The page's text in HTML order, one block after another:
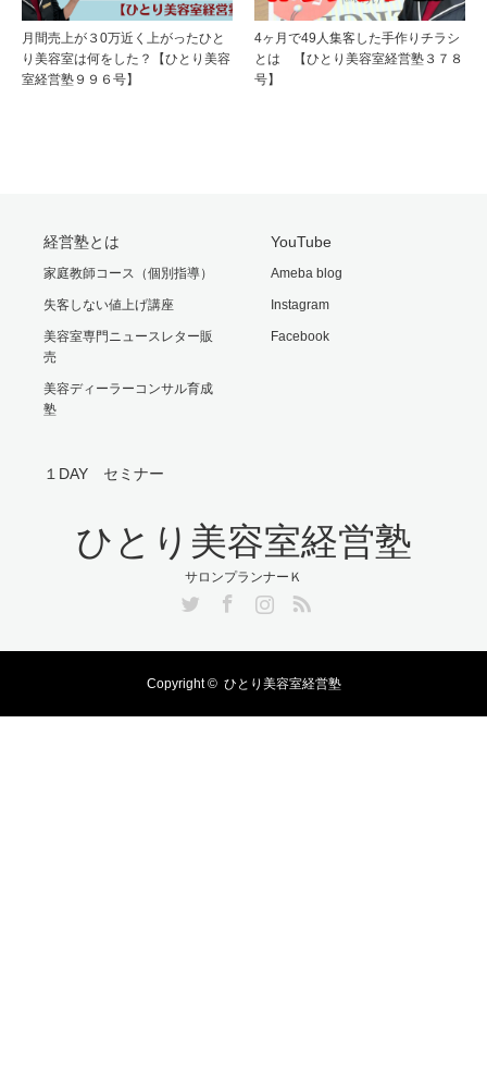
月間売上が３0万近く上がったひと
り美容室は何をした？【ひとり美容
室経営塾９９６号】
4ヶ月で49人集客した手作りチラシ
とは 【ひとり美容室経営塾３７８
号】
経営塾とは
家庭教師コース（個別指導）
失客しない値上げ講座
美容室専門ニュースレター販
売
美容ディーラーコンサル育成
塾
YouTube
Ameba blog
Instagram
Facebook
１DAY セミナー
ひとり美容室経営塾
サロンプランナーＫ
Copyright © ひとり美容室経営塾